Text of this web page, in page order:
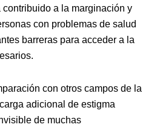
contribuido a la marginación y
con problemas de salud
barreras para acceder a la
con otros campos de la
adicional de estigma
de muchas